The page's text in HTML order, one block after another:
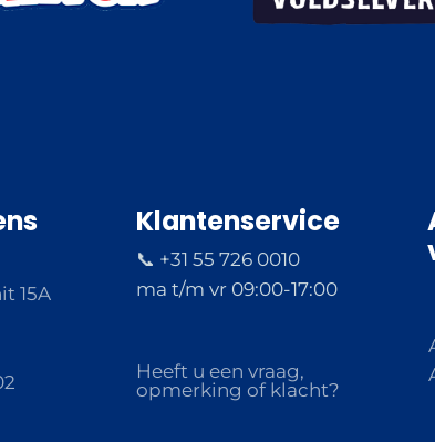
15A
Klantenservice
📞 +31 55 726 0010
ma t/m vr 09:00-17:00
Heeft u een vraag,
opmerking of klacht?